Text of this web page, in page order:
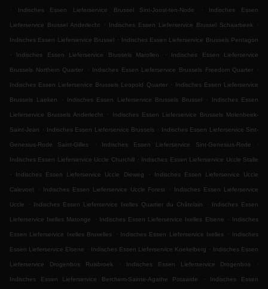
.
Indisches Essen Lieferservice Brussel Sint-Joost-ten-Node . Indisches Essen
Lieferservice Brussel Anderlecht . Indisches Essen Lieferservice Brussel Schaarbeek .
Indisches Essen Lieferservice Brussel . Indisches Essen Lieferservice Brussels Pentagon
.
Indisches Essen Lieferservice Brussels Marollen . Indisches Essen Lieferservice
Brussels Northern Quarter . Indisches Essen Lieferservice Brussels Freedom Quarter .
Indisches Essen Lieferservice Brussels Leopold Quarter . Indisches Essen Lieferservice
Brussels Laeken . Indisches Essen Lieferservice Brussels Brussel . Indisches Essen
Lieferservice Brussels Anderlecht . Indisches Essen Lieferservice Brussels Molenbeek-
Saint-Jean . Indisches Essen Lieferservice Brussels . Indisches Essen Lieferservice Sint-
Genesius-Rode Saint-Gilles . Indisches Essen Lieferservice Sint-Genesius-Rode .
Indisches Essen Lieferservice Uccle Churchill . Indisches Essen Lieferservice Uccle Stalle
.
Indisches Essen Lieferservice Uccle Dieweg . Indisches Essen Lieferservice Uccle
Calevoet . Indisches Essen Lieferservice Uccle Forest . Indisches Essen Lieferservice
Uccle . Indisches Essen Lieferservice Ixelles Quartier du Châtelain . Indisches Essen
Lieferservice Ixelles Matonge . Indisches Essen Lieferservice Ixelles Elsene . Indisches
Essen Lieferservice Ixelles Bruxelles . Indisches Essen Lieferservice Ixelles . Indisches
Essen Lieferservice Elsene . Indisches Essen Lieferservice Koekelberg . Indisches Essen
Lieferservice Drogenbos Ruisbroek . Indisches Essen Lieferservice Drogenbos .
Indisches Essen Lieferservice Berchem-Sainte-Agathe Potaarde . Indisches Essen